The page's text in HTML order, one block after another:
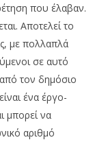
που έλαβαν.
Αποτελεί το
με πολλαπλά
σε αυτό
τον δημόσιο
ένα έργο-
μπορεί να
αριθμό